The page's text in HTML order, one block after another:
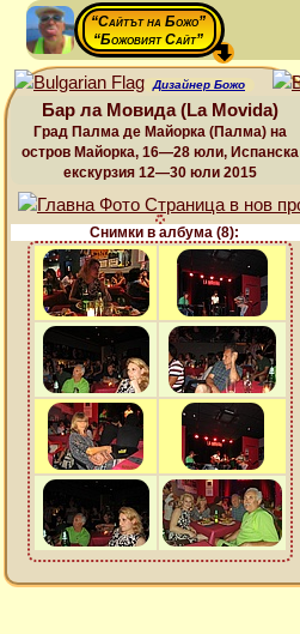
“Сайтът на Божо”
“Божовият Сайт”
Дизайнер Божо
Бар ла Мовида (La Movida)
Град Палма де Майорка (Палма) на
остров Майорка, 16—28 юли, Испанска
екскурзия 12—30 юли 2015
Снимки в албума (8):